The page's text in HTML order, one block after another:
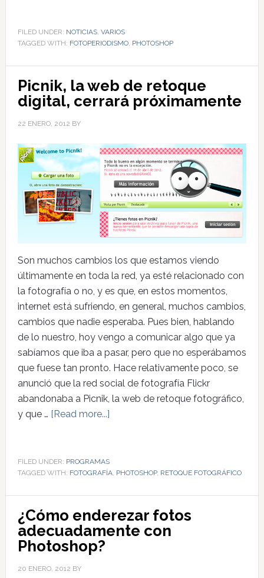
FILED UNDER: NOTICIAS, VARIOS
TAGGED WITH: FOTOPERIODISMO, PHOTOSHOP
Picnik, la web de retoque
digital, cerrará próximamente
22 ENERO, 2012 BY
Son muchos cambios los que estamos viendo
últimamente en toda la red, ya esté relacionado con
la fotografía o no, y es que, en estos momentos,
internet está sufriendo, en general, muchos cambios,
cambios que nadie esperaba. Pues bien, hablando
de lo nuestro, hoy vengo a comunicar algo que ya
sabíamos que iba a pasar, pero que no esperábamos
que fuese tan pronto. Hace relativamente poco, se
anunció que la red social de fotografía Flickr
abandonaba a Picnik, la web de retoque fotográfico,
y que … [Read more...]
FILED UNDER: PROGRAMAS
TAGGED WITH: FOTOGRAFÍA, PHOTOSHOP, RETOQUE FOTOGRÁFICO
¿Cómo enderezar fotos
adecuadamente con
Photoshop?
20 ENERO, 2012 BY